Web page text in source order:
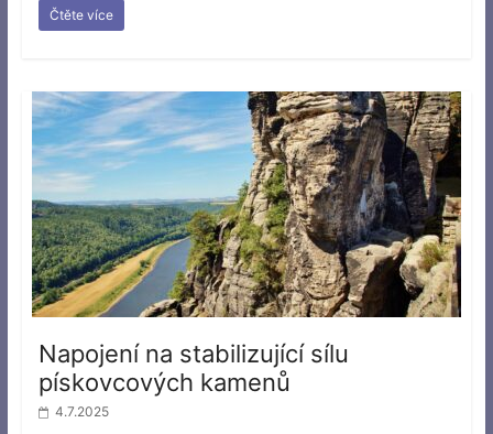
Čtěte více
Napojení na stabilizující sílu
pískovcových kamenů
4.7.2025